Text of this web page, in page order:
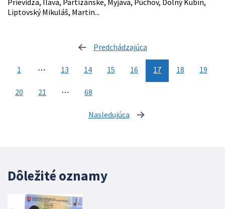
Prievidza, Ilava, Partizánske, Myjava, Púchov, Dolný Kubín,
Liptovský Mikuláš, Martin...
Predchádzajúca
1 ⋯ 13 14 15 16 17 18 19
20 21 ⋯ 68
Nasledujúca stránka
Dôležité oznamy